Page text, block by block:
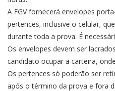
A FGV fornecerá envelopes
pertences, inclusive o celular,
durante toda a prova. É
Os envelopes devem ser
candidato ocupar a carteira,
Os pertences só poderão ser
após o término da prova e fora